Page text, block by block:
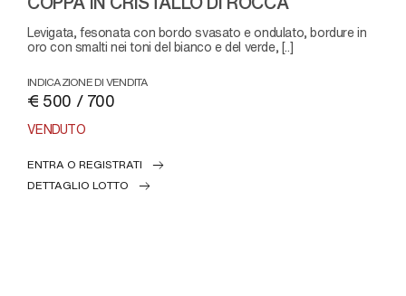
levigata, fesonata con bordo svasato e ondulato, bordure in
oro con smalti nei toni del bianco e del verde, [..]
INDICAZIONE DI VENDITA
€ 500 / 700
VENDUTO
ENTRA O REGISTRATI
DETTAGLIO LOTTO